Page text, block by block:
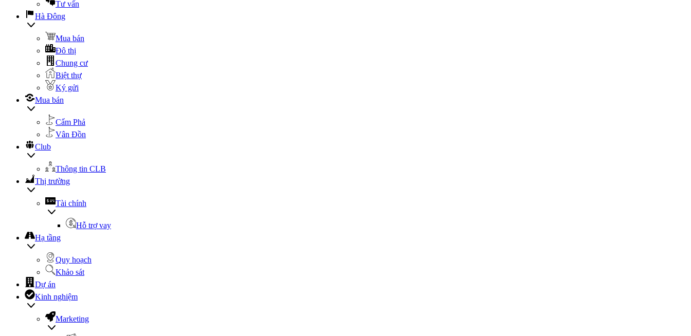
Tư vấn
Hà Đông
Mua bán
Đô thị
Chung cư
Biệt thự
Ký gửi
Mua bán
Cẩm Phả
Vân Đồn
Club
Thông tin CLB
Thị trường
Tài chính
Hỗ trợ vay
Hạ tầng
Quy hoạch
Khảo sát
Dự án
Kinh nghiệm
Marketing